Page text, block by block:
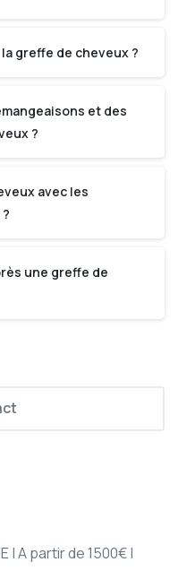
greffe de cheveux ?
et des
?
avec les
une greffe de